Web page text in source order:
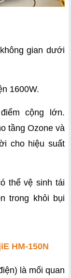
gian dưới
1600W.
cộng lớn.
tầng Ozone và
cho hiệu suất
thể vệ sinh tái
trong khỏi bụi
HM-150N
là mối quan